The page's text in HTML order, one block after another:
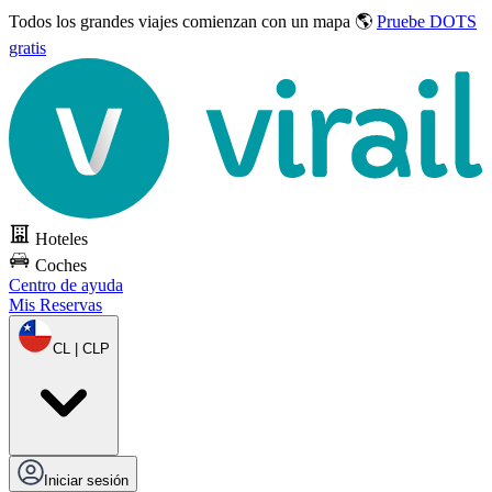
Todos los grandes viajes comienzan con un mapa 🌎 Pruebe DOTS
gratis
Hoteles
Coches
Centro de ayuda
Mis Reservas
CL | CLP
Iniciar sesión